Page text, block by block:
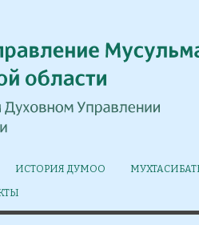
ИСТОРИЯ ДУМОО